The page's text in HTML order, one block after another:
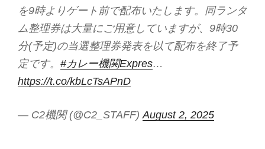
を9時よりゲート前で配布いたします。同ランダ
ム整理券は大量にご用意していますが、9時30
分(予定)の当選整理券発表を以て配布を終了予
定です。 #カレー機関Expres…
https://t.co/kbLcTsAPnD
— C2機関 (@C2_STAFF)August 2, 2025